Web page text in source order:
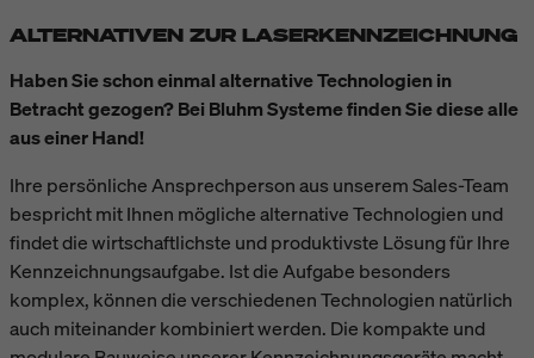
ALTERNATIVEN ZUR LASERKENNZEICHNUNG
Haben Sie schon einmal alternative Technologien in
Betracht gezogen? Bei Bluhm Systeme finden Sie diese alle
aus einer Hand!
Ihre persönliche Ansprechperson aus unserem Sales-Team
bespricht mit Ihnen mögliche alternative Technologien und
findet die wirtschaftlichste und produktivste Lösung für Ihre
Kennzeichnungsaufgabe. Ist die Aufgabe besonders
komplex, können die verschiedenen Technologien natürlich
auch miteinander kombiniert werden. Die kompakte und